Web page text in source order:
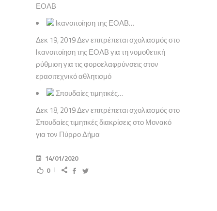
ΕΟΑΒ
Iκανοποίηση της ΕΟΑΒ…
Δεκ 19, 2019 Δεν επιτρέπεται σχολιασμός στο
Iκανοποίηση της ΕΟΑΒ για τη νομοθετική
ρύθμιση για τις φοροελαφρύνσεις στον
ερασιτεχνικό αθλητισμό
Σπουδαίες τιμητικές…
Δεκ 18, 2019 Δεν επιτρέπεται σχολιασμός στο
Σπουδαίες τιμητικές διακρίσεις στο Μονακό
για τον Πύρρο Δήμα
14/01/2020
0